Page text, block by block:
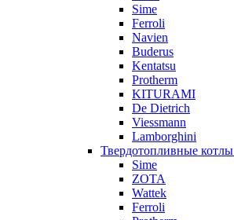
Sime
Ferroli
Navien
Buderus
Kentatsu
Protherm
KITURAMI
De Dietrich
Viessmann
Lamborghini
Твердотопливные котлы
Sime
ZOTA
Wattek
Ferroli